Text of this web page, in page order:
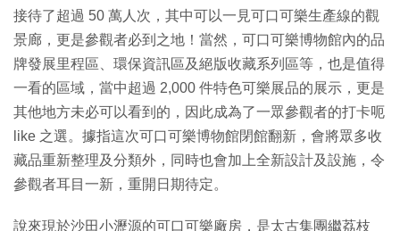
接待了超過 50 萬人次，其中可以一見可口可樂生產線的觀
景廊，更是參觀者必到之地！當然，可口可樂博物館內的品
牌發展里程區、環保資訊區及絕版收藏系列區等，也是值得
一看的區域，當中超過 2,000 件特色可樂展品的展示，更是
其他地方未必可以看到的，因此成為了一眾參觀者的打卡呃
like 之選。據指這次可口可樂博物館閉館翻新，會將眾多收
藏品重新整理及分類外，同時也會加上全新設計及設施，令
參觀者耳目一新，重開日期待定。
說來現於沙田小瀝源的可口可樂廠房，是太古集團繼荔枝